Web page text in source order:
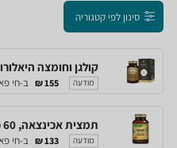
סינון לפי קטגוריה
קולגן וחומצה היאלורונית, 30
מודעה 155 ₪ ב-חי
תמצית אכינצאה, 60 כמוסות, סולגאר
מודעה 133 ₪ ב-חי